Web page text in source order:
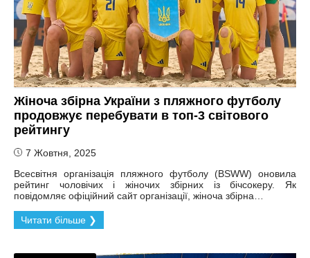
Жіноча збірна України з пляжного футболу
продовжує перебувати в топ-3 світового
рейтингу
7 Жовтня, 2025
Всесвітня організація пляжного футболу (BSWW) оновила
рейтинг чоловічих і жіночих збірних із бічсокеру. Як
повідомляє офіційний сайт організації, жіноча збірна…
Читати більше ❯